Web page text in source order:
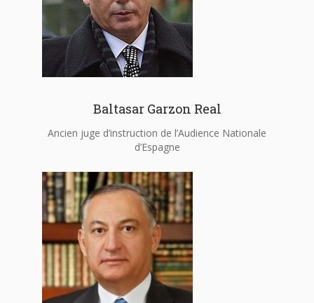
Baltasar Garzon Real
Ancien juge d’instruction de l’Audience Nationale
d’Espagne